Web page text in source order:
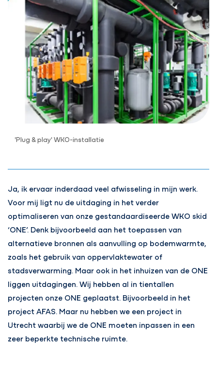
'Plug & play' WKO-installatie
Ja, ik ervaar inderdaad veel afwisseling in mijn werk.
Voor mij ligt nu de uitdaging in het verder
optimaliseren van onze gestandaardiseerde WKO skid
‘ONE’. Denk bijvoorbeeld aan het toepassen van
alternatieve bronnen als aanvulling op bodemwarmte,
zoals het gebruik van oppervlaktewater of
stadsverwarming. Maar ook in het inhuizen van de ONE
liggen uitdagingen. Wij hebben al in tientallen
projecten onze ONE geplaatst. Bijvoorbeeld in het
project AFAS. Maar nu hebben we een project in
Utrecht waarbij we de ONE moeten inpassen in een
zeer beperkte technische ruimte.